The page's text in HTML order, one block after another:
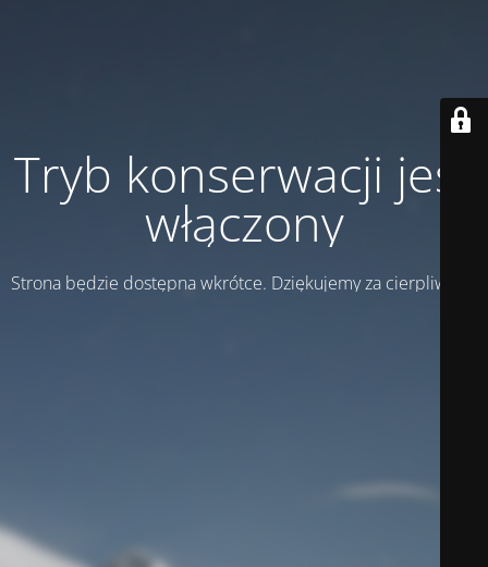
Tryb konserwacji jest
włączony
Strona będzie dostępna wkrótce. Dziękujemy za cierpliwość!